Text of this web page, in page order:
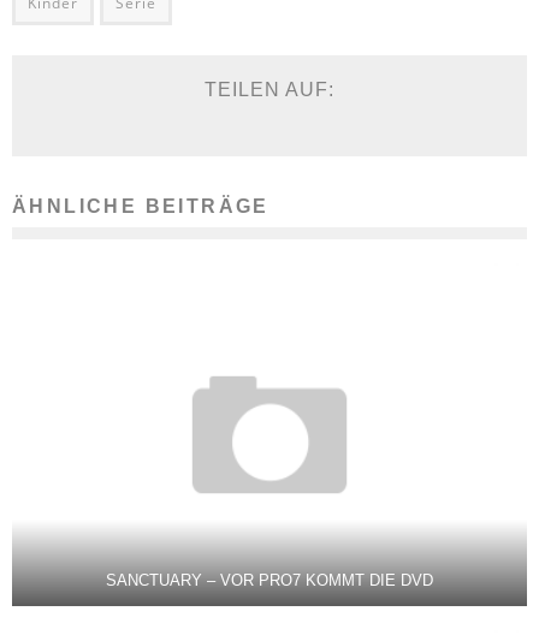
TEILEN AUF:
ÄHNLICHE BEITRÄGE
SANCTUARY – VOR PRO7 KOMMT DIE DVD